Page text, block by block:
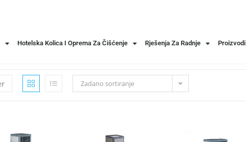
Hotelska Kolica I Oprema Za Čišćenje Rješenja Za Radnje Proizvodi
Zadano sortiranje